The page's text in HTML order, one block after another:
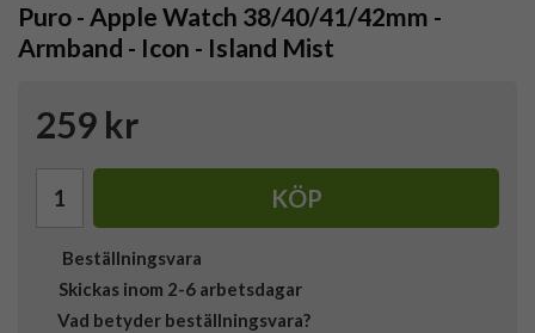
Puro - Apple Watch 38/40/41/42mm -
Armband - Icon - Island Mist
259 kr
KÖP
Beställningsvara
Skickas inom 2-6 arbetsdagar
Vad betyder beställningsvara?